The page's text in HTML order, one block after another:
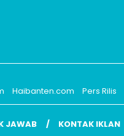
Haibanten.com Pers Rilis
JAWAB KONTAK IKLAN